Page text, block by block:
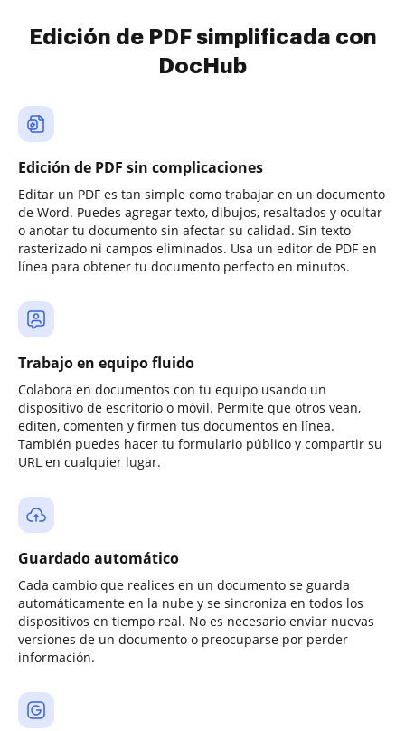
Edición de PDF simplificada con
DocHub
Edición de PDF sin complicaciones
Editar un PDF es tan simple como trabajar en un documento
de Word. Puedes agregar texto, dibujos, resaltados y ocultar
o anotar tu documento sin afectar su calidad. Sin texto
rasterizado ni campos eliminados. Usa un editor de PDF en
línea para obtener tu documento perfecto en minutos.
Trabajo en equipo fluido
Colabora en documentos con tu equipo usando un
dispositivo de escritorio o móvil. Permite que otros vean,
editen, comenten y firmen tus documentos en línea.
También puedes hacer tu formulario público y compartir su
URL en cualquier lugar.
Guardado automático
Cada cambio que realices en un documento se guarda
automáticamente en la nube y se sincroniza en todos los
dispositivos en tiempo real. No es necesario enviar nuevas
versiones de un documento o preocuparse por perder
información.